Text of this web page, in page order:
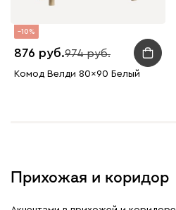
10
876 974
Комод Велди 80x90 Белый
Прихожая и коридор